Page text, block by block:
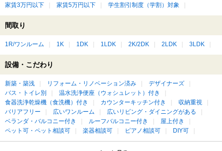
家賃3万円以下
家賃5万円以下 学生割引制度（学割）対象
間取り
1R/ワンルーム 1K 1DK 1LDK 2K/2DK 2LDK 3LDK
設備・こだわり
新築・築浅 リフォーム・リノベーション済み
デザイナーズ
バス・トイレ別
温水洗浄便座（ウォシュレット）付き
食器洗浄乾燥機（食洗機）付き
カウンターキッチン付き
収納重視
バリアフリー
広いワンルーム
広いリビング・ダイニングがある
ベランダ・バルコニー付き
ルーフバルコニー付き
屋上付き
ペット可・ペット相談可
楽器相談可 ピアノ相談可 DIY可